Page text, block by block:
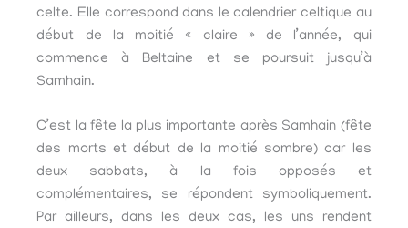
celte. Elle correspond dans le calendrier celtique au
début de la moitié « claire » de l’année, qui
commence à Beltaine et se poursuit jusqu’à
Samhain.
C’est la fête la plus importante après Samhain (fête
des morts et début de la moitié sombre) car les
deux sabbats, à la fois opposés et
complémentaires, se répondent symboliquement.
Par ailleurs, dans les deux cas, les uns rendent